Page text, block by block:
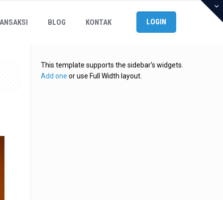
BLOG KONTAK LOGIN
This template supports the sidebar's widgets.
Add one or use Full Width layout.